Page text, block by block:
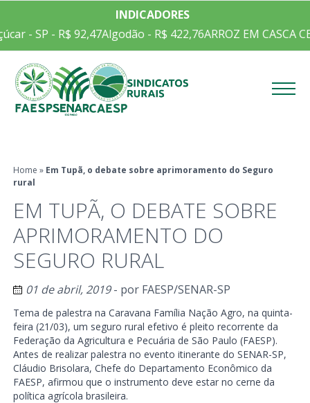
INDICADORES
- SP - R$ 92,47Algodão - R$ 422,76ARROZ EM CASCA
Home » Em Tupã, o debate sobre aprimoramento do Seguro
rural
EM TUPÃ, O DEBATE SOBRE
APRIMORAMENTO DO
SEGURO RURAL
01 de abril, 2019- por FAESP/SENAR-SP
Tema de palestra na Caravana Família Nação Agro, na quinta-
feira (21/03), um seguro rural efetivo é pleito recorrente da
Federação da Agricultura e Pecuária de São Paulo (FAESP).
Antes de realizar palestra no evento itinerante do SENAR-SP,
Cláudio Brisolara, Chefe do Departamento Econômico da
FAESP, afirmou que o instrumento deve estar no cerne da
política agrícola brasileira.